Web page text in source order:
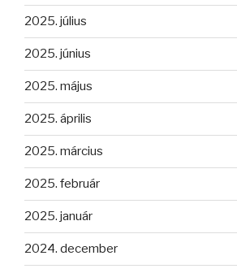
2025. július
2025. június
2025. május
2025. április
2025. március
2025. február
2025. január
2024. december